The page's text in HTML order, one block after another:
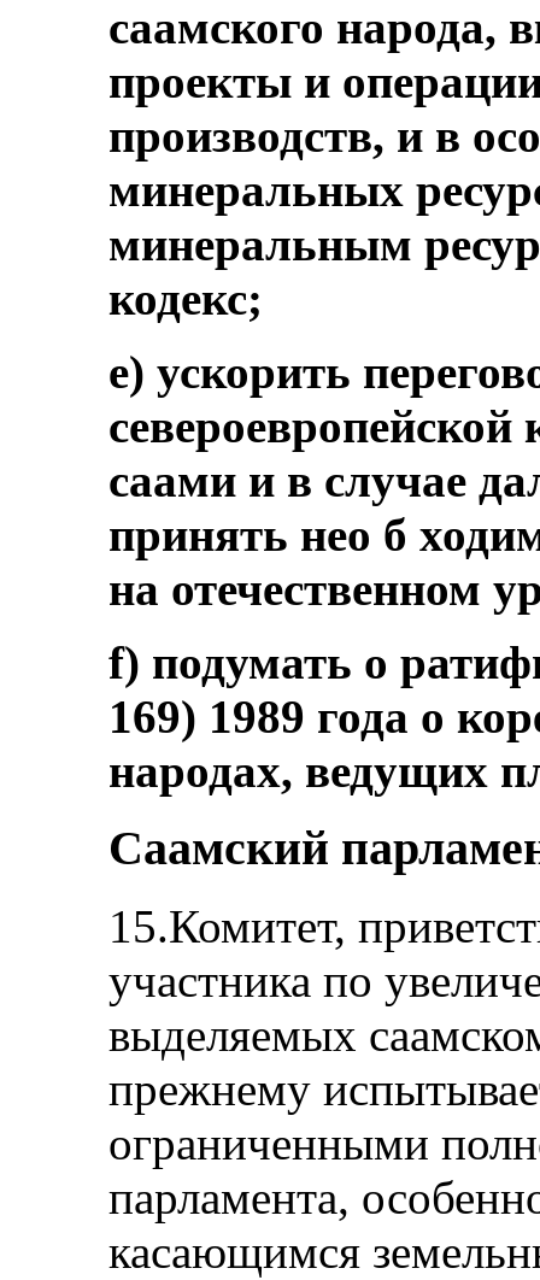
саамского народа,
проекты и
производств, и в
минеральных
минеральным
кодекс;
e) ускорить
саами и в случае
принять нео б
на отечественном
f) подумать о
169) 1989 года о
народах, ведущих
Саамский
15.Комитет,
участника по
выделяемых
прежнему
ограниченными
парламента,
касающимся